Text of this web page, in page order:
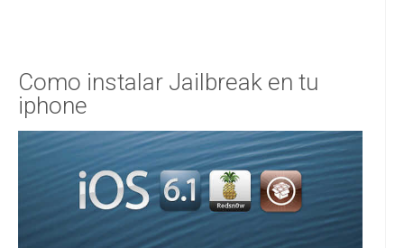
Como instalar Jailbreak en tu
iphone